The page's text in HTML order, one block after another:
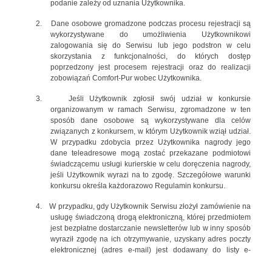
podanie zależy od uznania Użytkownika.
2.
Dane osobowe gromadzone podczas procesu rejestracji są
wykorzystywane do umożliwienia Użytkownikowi
zalogowania się do Serwisu lub jego podstron w celu
skorzystania z funkcjonalności, do których dostęp
poprzedzony jest procesem rejestracji oraz do realizacji
zobowiązań Comfort-Pur wobec Użytkownika.
3.
Jeśli Użytkownik zgłosił swój udział w konkursie
organizowanym w ramach Serwisu, zgromadzone w ten
sposób dane osobowe są wykorzystywane dla celów
związanych z konkursem, w którym Użytkownik wziął udział.
W przypadku zdobycia przez Użytkownika nagrody jego
dane teleadresowe mogą zostać przekazane podmiotowi
świadczącemu usługi kurierskie w celu doręczenia nagrody,
jeśli Użytkownik wyrazi na to zgodę. Szczegółowe warunki
konkursu określa każdorazowo Regulamin konkursu.
4.
W przypadku, gdy Użytkownik Serwisu złożył zamówienie na
usługę świadczoną drogą elektroniczną, której przedmiotem
jest bezpłatne dostarczanie newsletterów lub w inny sposób
wyraził zgodę na ich otrzymywanie, uzyskany adres poczty
elektronicznej (adres e-mail) jest dodawany do listy e-